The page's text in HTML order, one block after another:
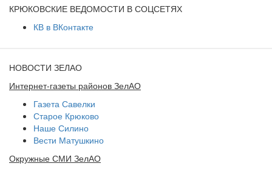
КРЮКОВСКИЕ ВЕДОМОСТИ В СОЦСЕТЯХ
КВ в ВКонтакте
НОВОСТИ ЗЕЛАО
Интернет-газеты районов ЗелАО
Газета Савелки
Старое Крюково
Наше Силино
Вести Матушкино
Окружные СМИ ЗелАО